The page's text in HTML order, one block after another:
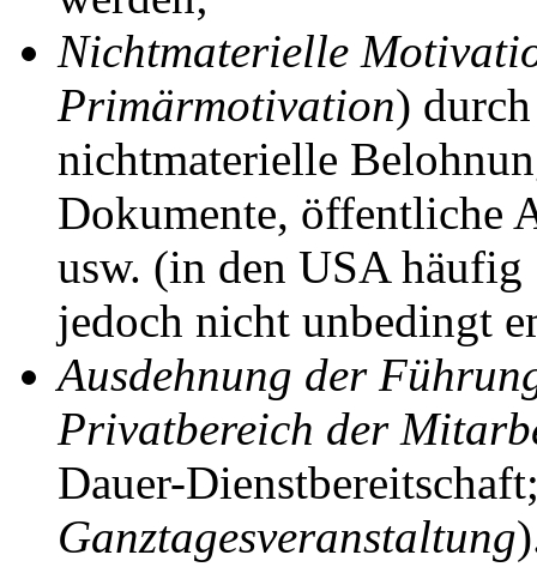
Nichtmaterielle
Primärmotivation)
nichtmaterielle
Dokumente, öffentliche
usw. (in den USA häufig
jedoch nicht unbedingt
Ausdehnung der
Privatbereich der
Dauer-
Ganztagesveranstaltung